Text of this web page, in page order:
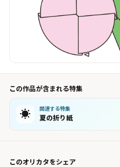
この作品が含まれる特集
☀️ 関連する特集
夏の折り紙
このオリカタをシェア